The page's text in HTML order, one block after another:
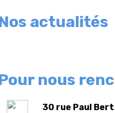
actualités
nous
30 rue Paul